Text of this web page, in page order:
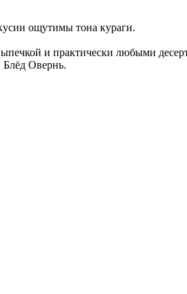
ощутимы тона кураги.
и практически любыми
Блёд Овернь.